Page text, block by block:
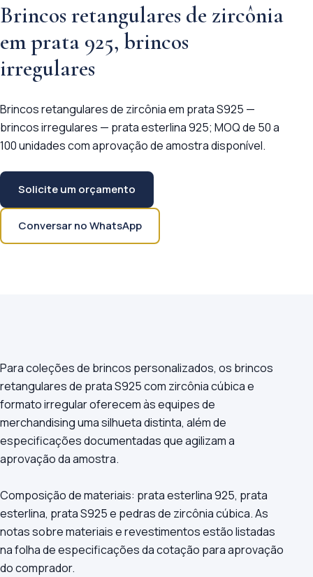
Brincos retangulares de zircônia
em prata 925, brincos
irregulares
Brincos retangulares de zircônia em prata S925 —
brincos irregulares — prata esterlina 925; MOQ de 50 a
100 unidades com aprovação de amostra disponível.
Solicite um orçamento
Conversar no WhatsApp
Para coleções de brincos personalizados, os brincos
retangulares de prata S925 com zircônia cúbica e
formato irregular oferecem às equipes de
merchandising uma silhueta distinta, além de
especificações documentadas que agilizam a
aprovação da amostra.
Composição de materiais: prata esterlina 925, prata
esterlina, prata S925 e pedras de zircônia cúbica. As
notas sobre materiais e revestimentos estão listadas
na folha de especificações da cotação para aprovação
do comprador.